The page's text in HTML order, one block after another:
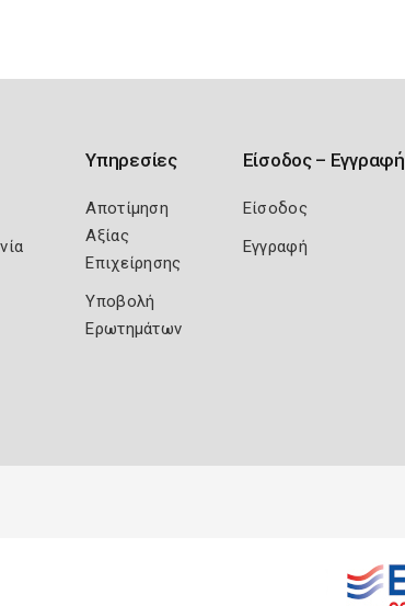
Υπηρεσίες
Αποτίμηση
Αξίας
Επιχείρησης
Υποβολή
Ερωτημάτων
Είσοδος – Εγγραφή
Είσοδος
Εγγραφή